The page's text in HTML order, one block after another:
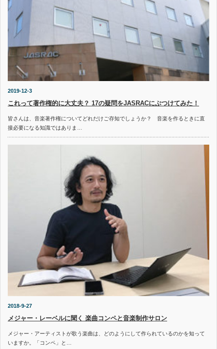
2019-12-3
これって著作権的に大丈夫？ 17の疑問をJASRACにぶつけてみた！
皆さんは、音楽著作権についてどれだけご存知でしょうか？ 音楽を作るときに直
接必要になる知識ではありま…
2018-9-27
メジャー・レーベルに聞く 楽曲コンペと音楽制作サロン
メジャー・アーティストが歌う楽曲は、どのようにして作られているのかを知って
いますか。「コンペ」と…